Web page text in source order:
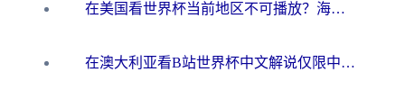
在美国看世界杯当前地区不可播放？海外党体育观赛终极指南来了！
在澳大利亚看B站世界杯中文解说仅限中国大陆？这篇指南帮你打破限制看遍赛事